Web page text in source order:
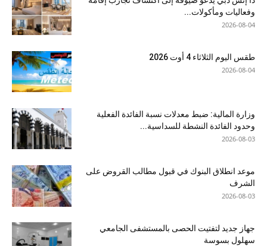
وفعاليات ومأكولات...
2026-08-04
طقس اليوم الثلاثاء 4 أوت 2026
2026-08-04
وزارة المالية: ضبط معدلات نسبة الفائدة الفعلية
وحدود الفائدة النشطة للسداسية...
2026-08-03
موعد انطلاق البنوك في قبول مطالب القروض على
الشرف
2026-08-03
جهاز جديد لتفتيت الحصى بالمستشفى الجامعي
سهلول بسوسة